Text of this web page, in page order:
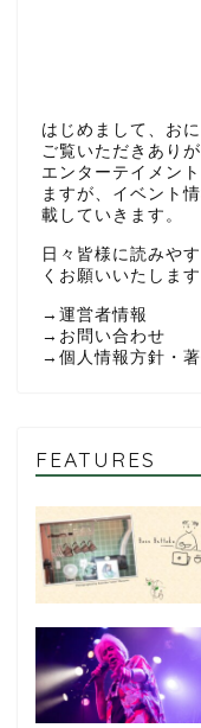
はじめまして、お
ご覧いただきあり
エンターテイメン
ますが、イベント
載していきます。
日々皆様に読みや
くお願いいたします
→ 運営者情報
→ お問い合わせ
→ 個人情報方針・
FEATURES